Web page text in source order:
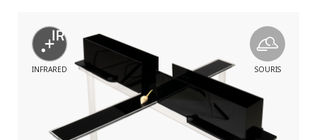
SOURIS
INFRARED